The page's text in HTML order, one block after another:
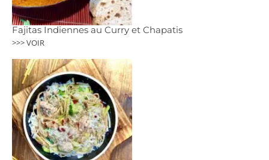
Fajitas Indiennes au Curry et Chapatis
>>> VOIR